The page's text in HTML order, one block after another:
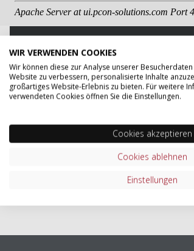
HERSTELLER VON "MARO
Maro ist ein polnisches
Fokus auf Innovation und Qualität,
Das Unternehmen betont die
maßgeschneiderte Produkte und
ZUM SORTIMENT VON MARO
WIR VERWENDEN COOKIES
Wir können diese zur Analyse unserer
Website zu verbessern, personalisierte Inhalte
großartiges Website-Erlebnis zu bieten. Für weitere
verwendeten Cookies öffnen Sie die Einstellungen.
Cookies akzeptieren
Cookies ablehnen
Einstellungen